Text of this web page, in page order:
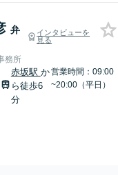
弁
インタビューを
見る
務所
赤坂駅 か
ら徒歩6
分
営業時間：09:00
~20:00（平日）